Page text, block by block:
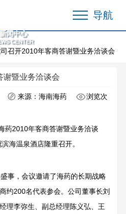
导航
新闻中心
CENTER
召开2010年客商答谢暨业务洽谈会
谢暨业务洽谈会
来源：海南海药
浏览次
2010年客商答谢暨业务洽谈
海温泉酒店隆重召开。
事，会议邀请了海药的长期战略
约200名代表参会。公司董事长刘
理李弥生、副总经理陈义弘、王